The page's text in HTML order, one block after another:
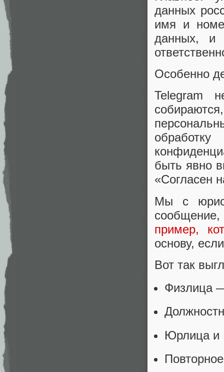
данных
имя и
данных, и
Особенно
Telegram
быть явно
«Согласен
Мы с
сообщение,
пример,
основу,
Вот так
Физлица
Юрлица и